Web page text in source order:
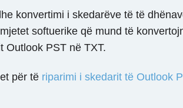
konvertimi i skedarëve të të
softuerike që mund të
Outlook PST në TXT.
për të riparimi i skedarit të Outlook